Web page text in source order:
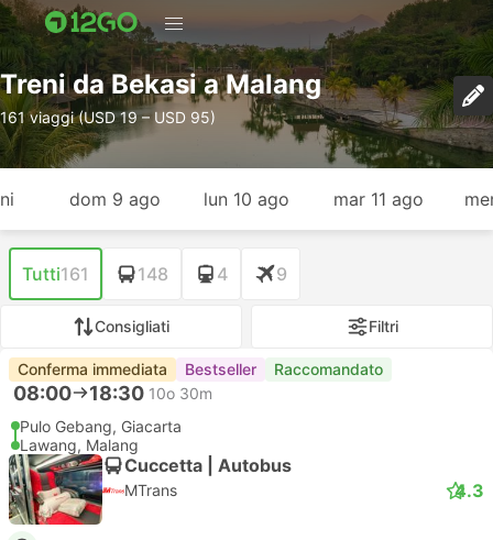
Treni da Bekasi a Malang
161 viaggi (USD 19 – USD 95)
dom 9 ago lun 10 ago mar 11 ago
Tutti161 148 4 9
Consigliati Filtri
Conferma immediata Bestseller Raccomandato
08:00 18:30 10o 30m
Pulo Gebang, Giacarta
Lawang, Malang
Cuccetta | Autobus
MTrans 4.3